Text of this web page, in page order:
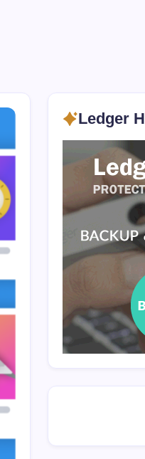
Ledger